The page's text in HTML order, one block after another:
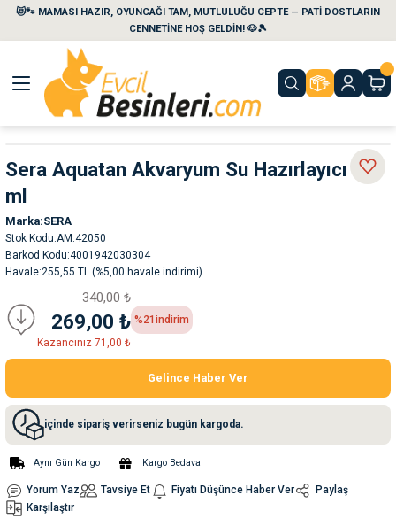
😻🐾 MAMASI HAZIR, OYUNCAĞI TAM, MUTLULUĞU CEPTE — PATİ DOSTLARIN
CENNETİNE HOŞ GELDİN! 🐶🎾
Geri Dön
Geri Dön
Geri Dön
Geri Dön
Geri Dön
Geri Dön
Sera Aquatan Akvaryum Su Hazırlayıcı 50
ml
Marka SERA
Stok Kodu AM.42050
Barkod Kodu 4001942030304
Havale 255,55 TL (%5,00 havale indirimi)
340,00 ₺
269,00 ₺
Kazancınız 71,00 ₺
%21 indirim
Gelince Haber Ver
içinde sipariş verirseniz bugün kargoda.
Aynı Gün Kargo Kargo Bedava
Yorum Yaz Tavsiye Et Fiyatı Düşünce Haber Ver
Paylaş
Karşılaştır